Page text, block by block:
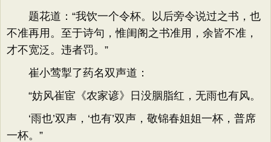
题花道：“我饮一个令杯。以后旁令说过之书，也
不准再用。至于诗句，惟闺阁之书准用，余皆不准，
才不宽泛。违者罚。”
崔小莺掣了药名双声道：
“妨风崔宦《农家谚》日没胭脂红，无雨也有风。
‘雨也’双声，‘也有’双声，敬锦春姐姐一杯，普席
一杯。”